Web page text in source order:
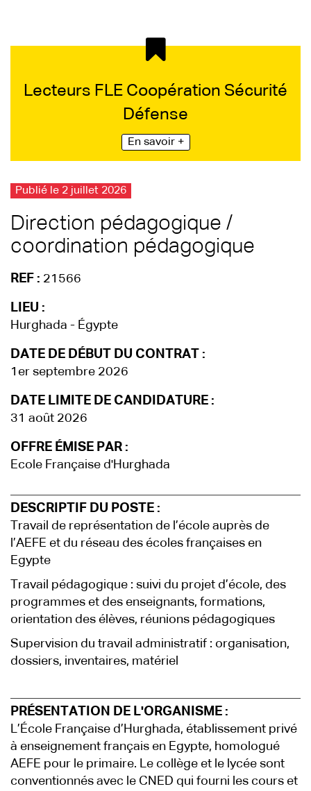
Lecteurs FLE Coopération Sécurité
Défense
En savoir +
Publié le 2 juillet 2026
Direction pédagogique /
coordination pédagogique
REF : 21566
LIEU :
Hurghada - Égypte
DATE DE DÉBUT DU CONTRAT :
1er septembre 2026
DATE LIMITE DE CANDIDATURE :
31 août 2026
OFFRE ÉMISE PAR :
Ecole Française d'Hurghada
DESCRIPTIF DU POSTE :
Travail de représentation de l’école auprès de
l’AEFE et du réseau des écoles françaises en
Egypte
Travail pédagogique : suivi du projet d’école, des
programmes et des enseignants, formations,
orientation des élèves, réunions pédagogiques
Supervision du travail administratif : organisation,
dossiers, inventaires, matériel
PRÉSENTATION DE L'ORGANISME :
L’École Française d’Hurghada, établissement privé
à enseignement français en Egypte, homologué
AEFE pour le primaire. Le collège et le lycée sont
conventionnés avec le CNED qui fourni les cours et